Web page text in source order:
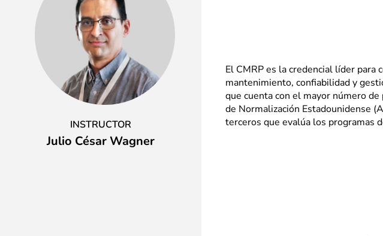
INSTRUCTOR
Julio César Wagner
El CMRP es la credencial líder
mantenimiento, confiabilidad y
que cuenta con el mayor número
de Normalización Estadounidense
terceros que evalúa los programas